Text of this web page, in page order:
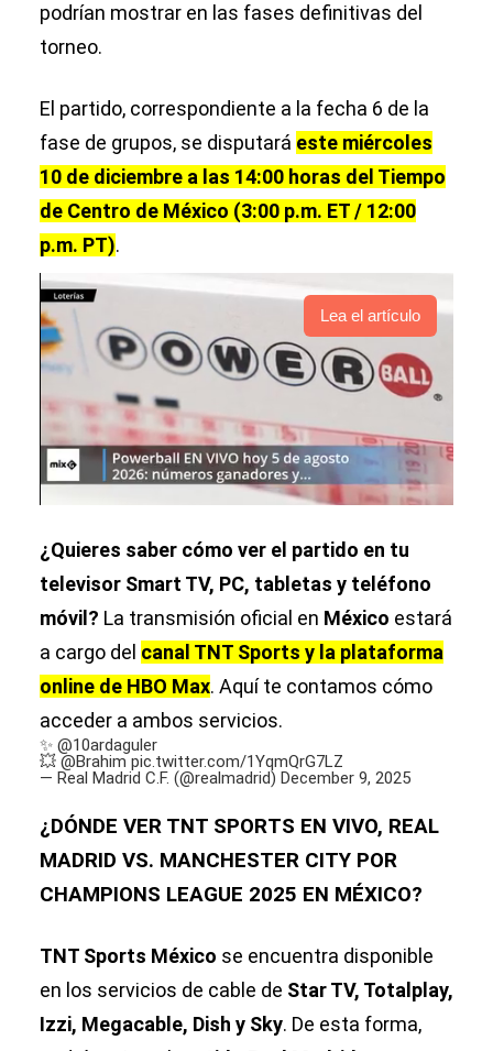
podrían mostrar en las fases definitivas del
torneo.
El partido, correspondiente a la fecha 6 de la
fase de grupos, se disputará este miércoles
10 de diciembre a las 14:00 horas del Tiempo
de Centro de México (3:00 p.m. ET / 12:00
p.m. PT).
Lea el artículo
¿Quieres saber cómo ver el partido en tu
televisor Smart TV, PC, tabletas y teléfono
móvil? La transmisión oficial en México estará
a cargo del canal TNT Sports y la plataforma
online de HBO Max. Aquí te contamos cómo
acceder a ambos servicios.
✨ @10ardaguler
💥 @Brahim pic.twitter.com/1YqmQrG7LZ
— Real Madrid C.F. (@realmadrid) December 9, 2025
¿DÓNDE VER TNT SPORTS EN VIVO, REAL
MADRID VS. MANCHESTER CITY POR
CHAMPIONS LEAGUE 2025 EN MÉXICO?
TNT Sports México se encuentra disponible
en los servicios de cable de Star TV, Totalplay,
Izzi, Megacable, Dish y Sky. De esta forma,